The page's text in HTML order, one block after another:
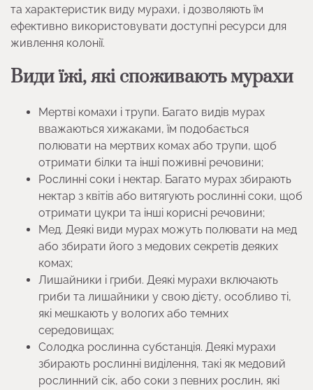
та характеристик виду мурахи, і дозволяють їм
ефективно використовувати доступні ресурси для
живлення колонії.
Види їжі, які споживають мурахи
Мертві комахи і трупи. Багато видів мурах
вважаються хижаками, їм подобається
полювати на мертвих комах або трупи, щоб
отримати білки та інші поживні речовини;
Рослинні соки і нектар. Багато мурах збирають
нектар з квітів або витягують рослинні соки, щоб
отримати цукри та інші корисні речовини;
Мед. Деякі види мурах можуть полювати на мед
або збирати його з медових секретів деяких
комах;
Лишайники і гриби. Деякі мурахи включають
гриби та лишайники у свою дієту, особливо ті,
які мешкають у вологих або темних
середовищах;
Солодка рослинна субстанція. Деякі мурахи
збирають рослинні виділення, такі як медовий
рослинний сік, або соки з певних рослин, які